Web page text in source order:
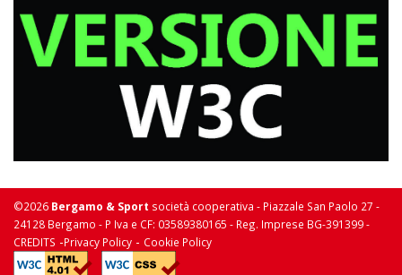
©2026 Bergamo & Sport società cooperativa - Piazzale San Paolo 27 -
24128 Bergamo - P Iva e CF: 03589380165 - Reg. Imprese BG-391399 -
CREDITS -Privacy Policy - Cookie Policy